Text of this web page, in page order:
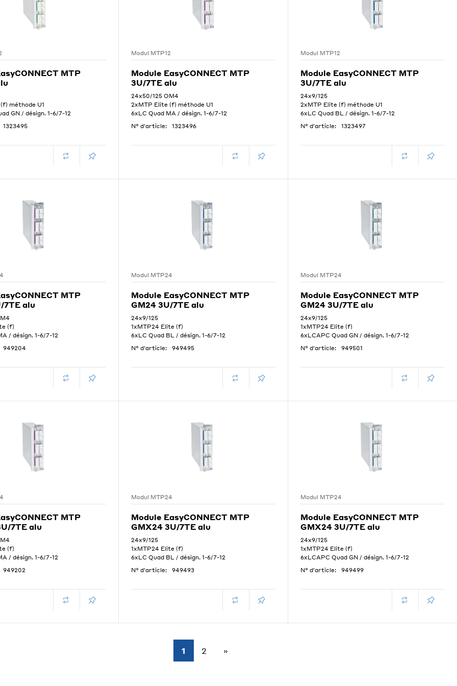
MTP
méthode U1
GN / désign. 1-6/7-12
1323495
Modul MTP12
Module EasyCONNECT MTP
3U/7TE alu
24x50/125 OM4
2xMTP Elite (f) méthode U1
6xLC Quad MA / désign. 1-6/7-12
N° d'article:
1323496
Modul MTP12
Module EasyCONNECT MTP
3U/7TE alu
24x9/125
2xMTP Elite (f) méthode U1
6xLC Quad BL / désign. 1-6/7-12
N° d'article:
1323497
MTP
7TE alu
(f)
/ désign. 1-6/7-12
949204
Modul MTP24
Module EasyCONNECT MTP
GM24 3U/7TE alu
24x9/125
1xMTP24 Elite (f)
6xLC Quad BL / désign. 1-6/7-12
N° d'article:
949495
Modul MTP24
Module EasyCONNECT MTP
GM24 3U/7TE alu
24x9/125
1xMTP24 Elite (f)
6xLCAPC Quad GN / désign. 1-6/7-12
N° d'article:
949501
MTP
7TE alu
(f)
/ désign. 1-6/7-12
949202
Modul MTP24
Module EasyCONNECT MTP
GMX24 3U/7TE alu
24x9/125
1xMTP24 Elite (f)
6xLC Quad BL / désign. 1-6/7-12
N° d'article:
949493
Modul MTP24
Module EasyCONNECT MTP
GMX24 3U/7TE alu
24x9/125
1xMTP24 Elite (f)
6xLCAPC Quad GN / désign. 1-6/7-12
N° d'article:
949499
1 2